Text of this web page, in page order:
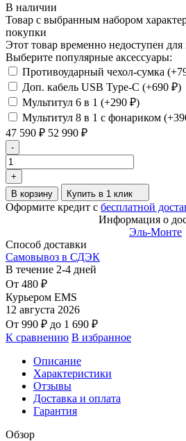
В наличии
Товар с выбранным набором
покупки
Этот товар временно недоступен для
Выберите популярные аксессуары:
Противоударный чехол-сумка (+
Доп. кабель USB Type-C (+690 ₽)
Мультитул 6 в 1 (+290 ₽)
Мультитул 8 в 1 с фонариком (+
47 590 ₽ 52 990 ₽
-
+
В корзину
Купить в 1 клик
Оформите кредит с бесплатной
Информация о
Эль-Монте
Способ доставки
Самовывоз в СДЭК
В течение 2-4 дней
От 480 ₽
Курьером EMS
12 августа 2026
От 990 ₽ до 1 690 ₽
К сравнению В избранное
Описание
Характеристики
Отзывы
Доставка и оплата
Гарантия
Обзор